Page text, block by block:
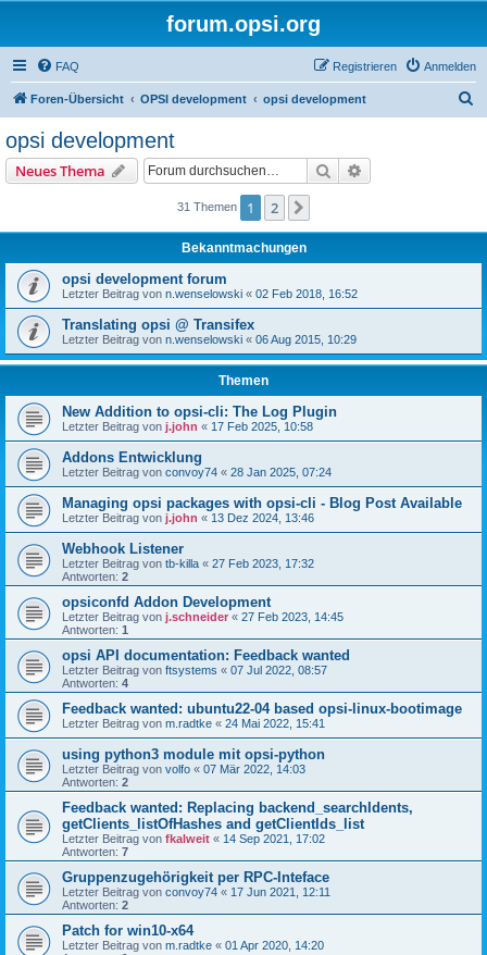
forum.opsi.org
FAQ Anmelden
Registrieren
Foren-Übersicht OPSI development opsi development
opsi development
Neues Thema Suche
31 Themen 1 2
Bekanntmachungen
opsi development forum
Letzter Beitrag von n.wenselowski « 02 Feb 2018, 16:52
Translating opsi @ Transifex
Letzter Beitrag von n.wenselowski « 06 Aug 2015, 10:29
Themen
New Addition to opsi-cli: The Log Plugin
Letzter Beitrag von j.john « 17 Feb 2025, 10:58
Addons Entwicklung
Letzter Beitrag von convoy74 « 28 Jan 2025, 07:24
Managing opsi packages with opsi-cli - Blog Post Available
Letzter Beitrag von j.john « 13 Dez 2024, 13:46
Webhook Listener
Letzter Beitrag von tb-killa « 27 Feb 2023, 17:32
Antworten: 2
opsiconfd Addon Development
Letzter Beitrag von j.schneider « 27 Feb 2023, 14:45
Antworten: 1
opsi API documentation: Feedback wanted
Letzter Beitrag von ftsystems « 07 Jul 2022, 08:57
Antworten: 4
Feedback wanted: ubuntu22-04 based opsi-linux-bootimage
Letzter Beitrag von m.radtke « 24 Mai 2022, 15:41
using python3 module mit opsi-python
Letzter Beitrag von volfo « 07 Mär 2022, 14:03
Antworten: 2
Feedback wanted: Replacing backend_searchIdents,
getClients_listOfHashes and getClientIds_list
Letzter Beitrag von fkalweit « 14 Sep 2021, 17:02
Antworten: 7
Gruppenzugehörigkeit per RPC-Inteface
Letzter Beitrag von convoy74 « 17 Jun 2021, 12:11
Antworten: 2
Patch for win10-x64
Letzter Beitrag von m.radtke « 01 Apr 2020, 14:20